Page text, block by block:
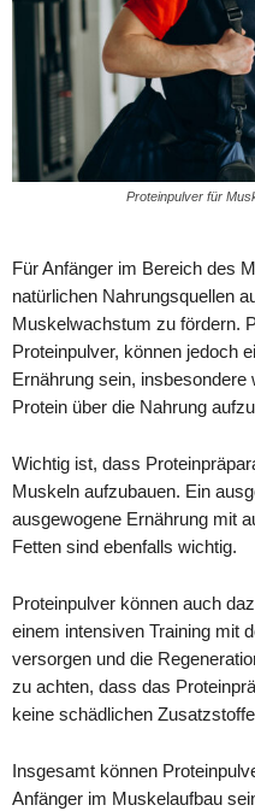
Proteinpulver für
Für Anfänger im Bereich des
natürlichen Nahrungsquellen
Muskelwachstum zu fördern.
Proteinpulver, können jedoch
Ernährung sein,
Protein über die Nahrung
Wichtig ist, dass
Muskeln aufzubauen. Ein
ausgewogene Ernährung mit
Fetten sind ebenfalls wichtig.
Proteinpulver können auch
einem intensiven Training mit
versorgen und die
zu achten, dass das
keine schädlichen
Insgesamt können
Anfänger im Muskelaufbau